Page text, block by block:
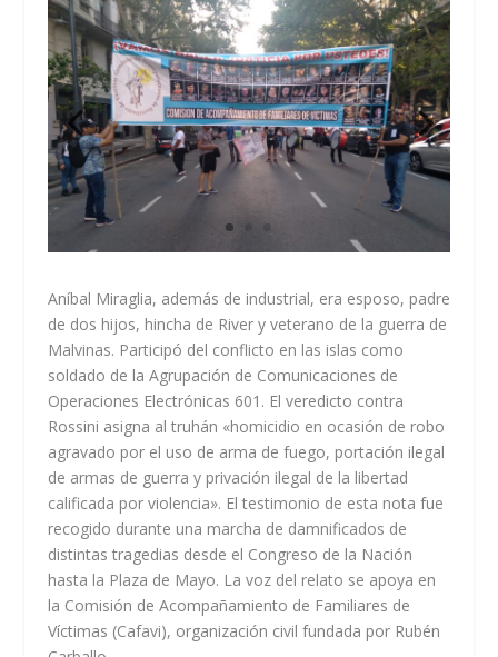
Aníbal Miraglia, además de industrial, era esposo, padre
de dos hijos, hincha de River y veterano de la guerra de
Malvinas. Participó del conflicto en las islas como
soldado de la Agrupación de Comunicaciones de
Operaciones Electrónicas 601. El veredicto contra
Rossini asigna al truhán «homicidio en ocasión de robo
agravado por el uso de arma de fuego, portación ilegal
de armas de guerra y privación ilegal de la libertad
calificada por violencia». El testimonio de esta nota fue
recogido durante una marcha de damnificados de
distintas tragedias desde el Congreso de la Nación
hasta la Plaza de Mayo. La voz del relato se apoya en
la Comisión de Acompañamiento de Familiares de
Víctimas (Cafavi), organización civil fundada por Rubén